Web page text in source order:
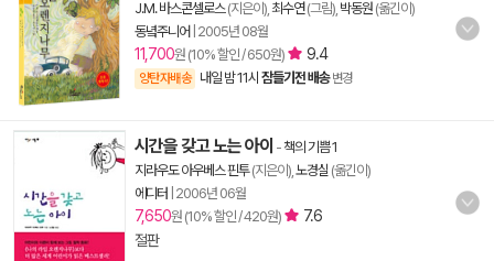
J.M. 바스콘셀로스(지은이), 최수연(그림), 박동원 (옮긴이)
동녘주니어 2005년 08월
11,700원 (10% 할인 / 650원) 9.4
양탄자배송 내일 밤 11시 잠들기전 배송 변경
시간을 갖고 노는 아이 - 책의 기쁨 1
지라우도 아우베스 핀투(지은이), 노경실 (옮긴이)
에디터 2006년 06월
7,650원 (10% 할인 / 420원)
7.6
절판